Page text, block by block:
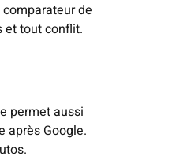
de
et tout conflit.
permet aussi
après Google.